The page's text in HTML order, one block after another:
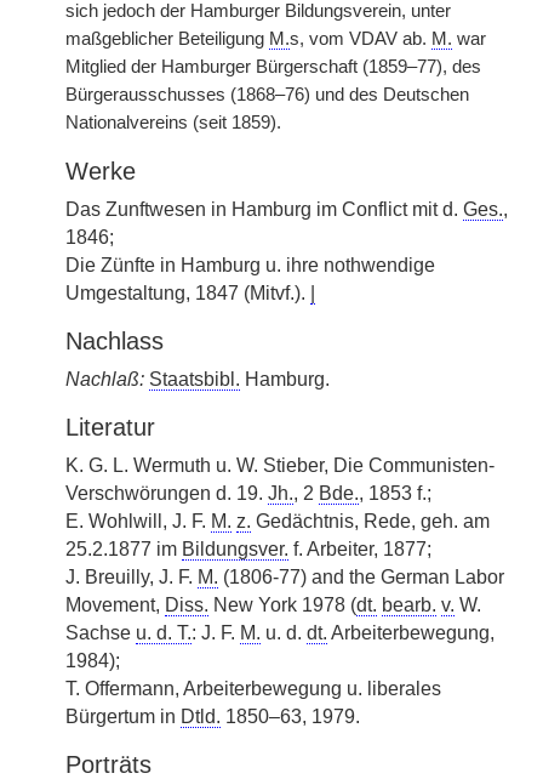
sich jedoch der Hamburger Bildungsverein, unter
maßgeblicher Beteiligung M.s, vom VDAV ab. M. war
Mitglied der Hamburger Bürgerschaft (1859–77), des
Bürgerausschusses (1868–76) und des Deutschen
Nationalvereins (seit 1859).
Werke
Das Zunftwesen in Hamburg im Conflict mit d. Ges.,
1846;
Die Zünfte in Hamburg u. ihre nothwendige
Umgestaltung, 1847 (Mitvf.).
Nachlass
Nachlaß: Staatsbibl. Hamburg.
Literatur
K. G. L. Wermuth u. W. Stieber, Die Communisten-
Verschwörungen d. 19. Jh., 2 Bde., 1853 f.;
E. Wohlwill, J. F. M. z. Gedächtnis, Rede, geh. am
25.2.1877 im Bildungsver. f. Arbeiter, 1877;
J. Breuilly, J. F. M. (1806-77) and the German Labor
Movement, Diss. New York 1978 (dt. bearb. v. W.
Sachse u. d. T.: J. F. M. u. d. dt. Arbeiterbewegung,
1984);
T. Offermann, Arbeiterbewegung u. liberales
Bürgertum in Dtld. 1850–63, 1979.
Porträts